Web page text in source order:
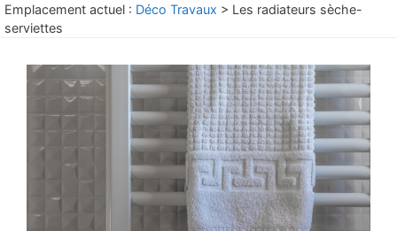
Emplacement actuel : Déco Travaux > Les radiateurs sèche-
serviettes